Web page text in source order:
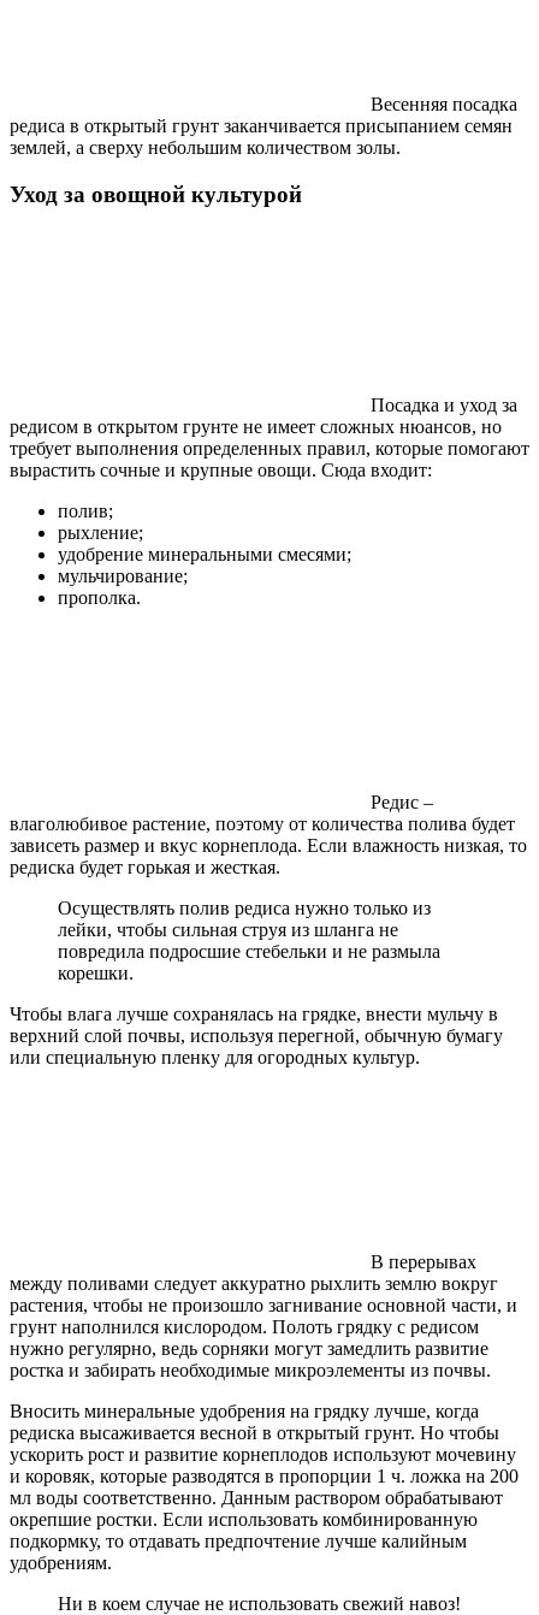
Весенняя посадка
редиса в открытый грунт заканчивается присыпанием семян
землей, а сверху небольшим количеством золы.
Уход за овощной культурой
Посадка и уход за
редисом в открытом грунте не имеет сложных нюансов, но
требует выполнения определенных правил, которые помогают
вырастить сочные и крупные овощи. Сюда входит:
полив;
рыхление;
удобрение минеральными смесями;
мульчирование;
прополка.
Редис –
влаголюбивое растение, поэтому от количества полива будет
зависеть размер и вкус корнеплода. Если влажность низкая, то
редиска будет горькая и жесткая.
Осуществлять полив редиса нужно только из
лейки, чтобы сильная струя из шланга не
повредила подросшие стебельки и не размыла
корешки.
Чтобы влага лучше сохранялась на грядке, внести мульчу в
верхний слой почвы, используя перегной, обычную бумагу
или специальную пленку для огородных культур.
В перерывах
между поливами следует аккуратно рыхлить землю вокруг
растения, чтобы не произошло загнивание основной части, и
грунт наполнился кислородом. Полоть грядку с редисом
нужно регулярно, ведь сорняки могут замедлить развитие
ростка и забирать необходимые микроэлементы из почвы.
Вносить минеральные удобрения на грядку лучше, когда
редиска высаживается весной в открытый грунт. Но чтобы
ускорить рост и развитие корнеплодов используют мочевину
и коровяк, которые разводятся в пропорции 1 ч. ложка на 200
мл воды соответственно. Данным раствором обрабатывают
окрепшие ростки. Если использовать комбинированную
подкормку, то отдавать предпочтение лучше калийным
удобрениям.
Ни в коем случае не использовать свежий навоз!